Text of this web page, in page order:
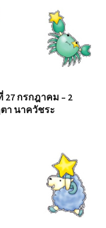
กรกฎาคม – 2
า นาควัชระ